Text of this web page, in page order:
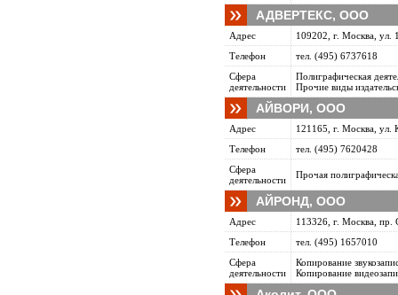
АДВЕРТЕКС, ООО
Адрес
109202, г. Москва, ул.
Телефон
тел. (495) 6737618
Сфера
деятельности
Полиграфическая
Прочие виды
АЙВОРИ, ООО
Адрес
121165, г. Москва, ул.
Телефон
тел. (495) 7620428
Сфера
деятельности
Прочая
АЙРОНД, ООО
Адрес
113326, г. Москва, пр.
Телефон
тел. (495) 1657010
Сфера
деятельности
Копирование
Копирование